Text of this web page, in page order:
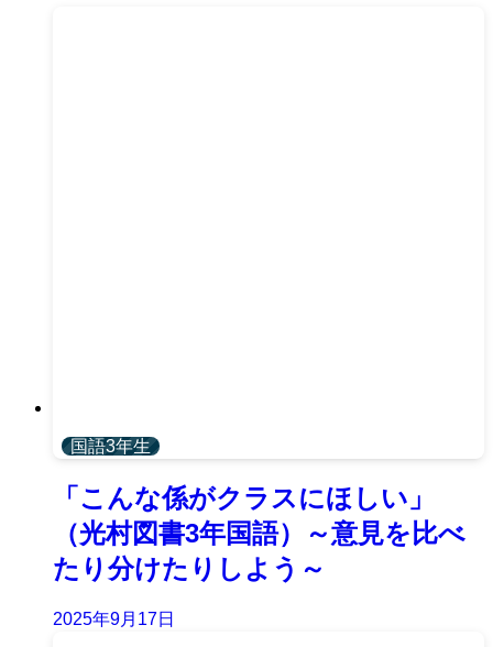
国語3年生
「こんな係がクラスにほしい」
（光村図書3年国語）～意見を比べ
たり分けたりしよう～
2025年9月17日